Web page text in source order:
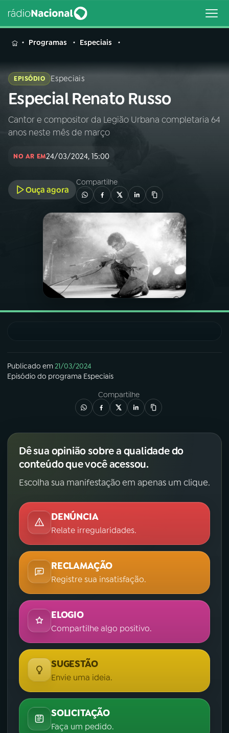
MENU
Buscar
na
Rádio
Nacional
Buscar
AO VIVO
INÍCIO
A RÁDIO
PROGRAMAÇÃO
PROGRAMAS
ACOMPANHE A RÁDIO NACIONAL
YouTube
Instagram X
TikTok
Programas Especiais
EPISÓDIO Especiais
Especial Renato Russo
Cantor e compositor da Legião Urbana completaria 64
anos neste mês de março
NO AR EM24/03/2024, 15:00
Ouça agora
Compartilhe
Publicado em21/03/2024
Episódio do programa Especiais
Compartilhe
Dê sua opinião sobre a qualidade do
conteúdo que você acessou.
Escolha sua manifestação em apenas um clique.
DENÚNCIA
Relate irregularidades.
RECLAMAÇÃO
Registre sua insatisfação.
ELOGIO
Compartilhe algo positivo.
SUGESTÃO
Envie uma ideia.
SOLICITAÇÃO
Faça um pedido.